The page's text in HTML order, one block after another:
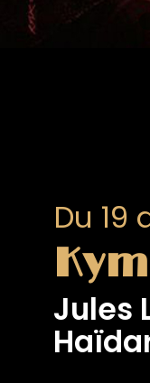
Du 19
Jules